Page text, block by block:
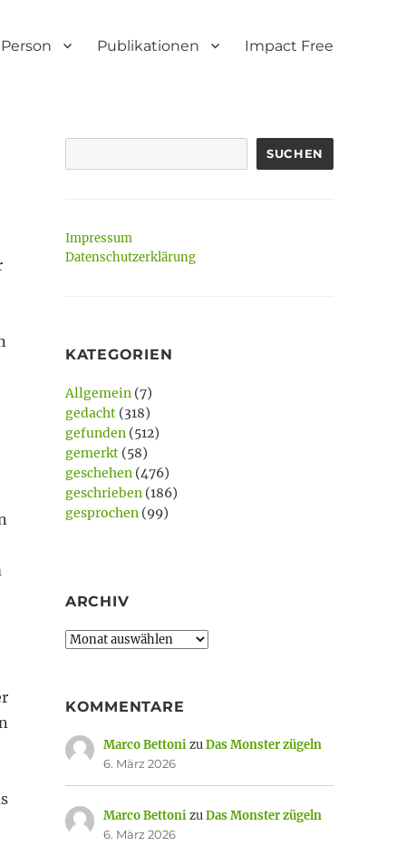
Person Publikationen Impact Free
SUCHEN
Impressum
Datenschutzerklärung
KATEGORIEN
Allgemein(7)
gedacht(318)
gefunden(512)
gemerkt(58)
geschehen(476)
geschrieben(186)
gesprochen(99)
ARCHIV
Archiv
KOMMENTARE
Marco BettonizuDas Monster zügeln
6. März 2026
Marco BettonizuDas Monster zügeln
6. März 2026